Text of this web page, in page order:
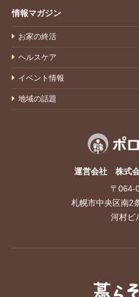
情報マガジン
お家の終活
ヘルスケア
イベント情報
地域の話題
運営会社 株式
〒064-
札幌市中央区南2
河村ビ